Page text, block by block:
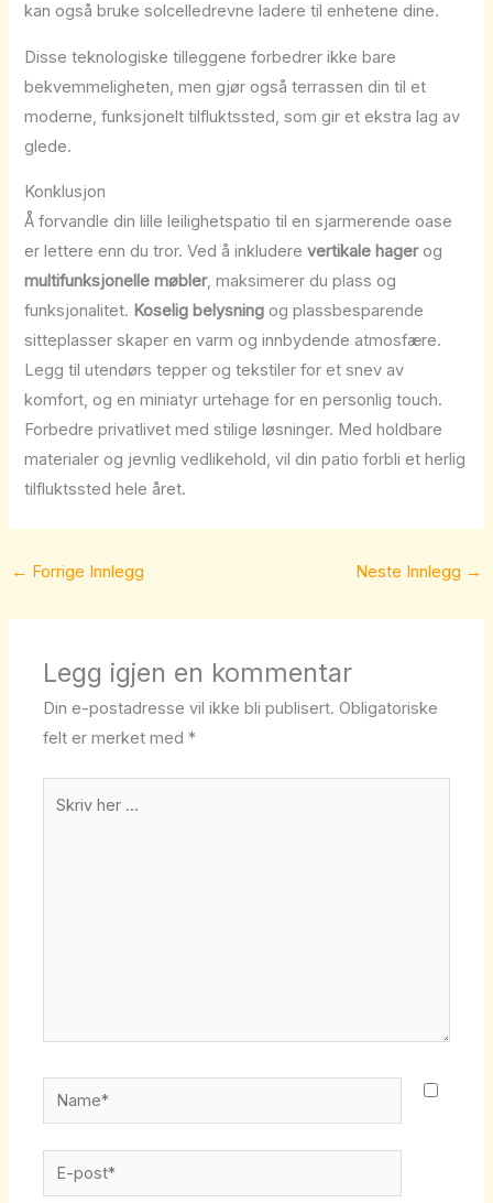
kan også bruke solcelledrevne ladere til enhetene dine.
Disse teknologiske tilleggene forbedrer ikke bare
bekvemmeligheten, men gjør også terrassen din til et
moderne, funksjonelt tilfluktssted, som gir et ekstra lag av
glede.
Konklusjon
Å forvandle din lille leilighetspatio til en sjarmerende oase
er lettere enn du tror. Ved å inkluderevertikale hagerog
multifunksjonelle møbler, maksimerer du plass og
funksjonalitet. Koselig belysning og plassbesparende
sitteplasser skaper en varm og innbydende atmosfære.
Legg til utendørs tepper og tekstiler for et snev av
komfort, og en miniatyr urtehage for en personlig touch.
Forbedre privatlivet med stilige løsninger. Med holdbare
materialer og jevnlig vedlikehold, vil din patio forbli et herlig
tilfluktssted hele året.
← Forrige Innlegg Neste Innlegg →
Legg igjen en kommentar
Din e-postadresse vil ikke bli publisert. Obligatoriske
felt er merket med*
Name*
E-
post*